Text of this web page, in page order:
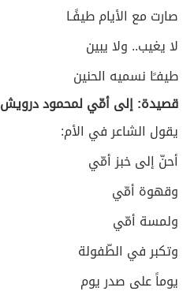
صارت مع الأيام طيفًـا
لا يغيب.. ولا يبين
طيفـًا نسميه الحنين
قصيدة: إلى أمّي لمحمود درويش
يقول الشاعر في الأم:
أحنّ إلى خبز أمّي
وقهوة أمّي
ولمسة أمّي
وتكبر في الطّفولة
يوماً على صدر يوم